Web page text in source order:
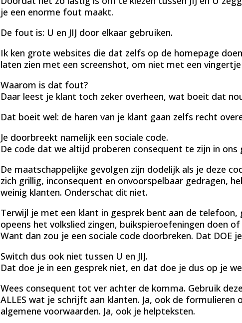
je een enorme fout maakt.
De fout is: U en JIJ door elkaar gebruiken.
Ik ken grote websites die dat zelfs op de homepage
laten zien met een screenshot, om niet met een
Waarom is dat fout?
Daar leest je klant toch zeker overheen, wat boeit dat
Dat boeit wel: de haren van je klant gaan zelfs recht
Je doorbreekt namelijk een sociale code.
De code dat we altijd proberen consequent te zijn in ons
De maatschappelijke gevolgen zijn dodelijk als je deze
zich grillig, inconsequent en onvoorspelbaar gedragen,
weinig klanten. Onderschat dit niet.
Terwijl je met een klant in gesprek bent aan de telefoon,
opeens het volkslied zingen, buikspieroefeningen doen
Want dan zou je een sociale code doorbreken. Dat DOE
Switch dus ook niet tussen U en JIJ.
Dat doe je in een gesprek niet, en dat doe je dus op je
Wees consequent tot ver achter de komma. Gebruik
ALLES wat je schrijft aan klanten. Ja, ook de formulieren
algemene voorwaarden. Ja, ook je helpteksten.